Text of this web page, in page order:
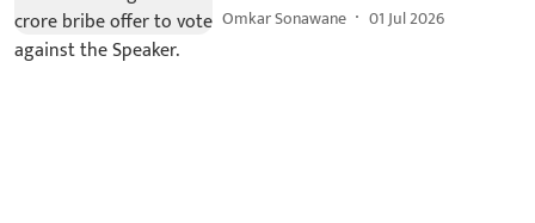
Omkar Sonawane 01 Jul 2026